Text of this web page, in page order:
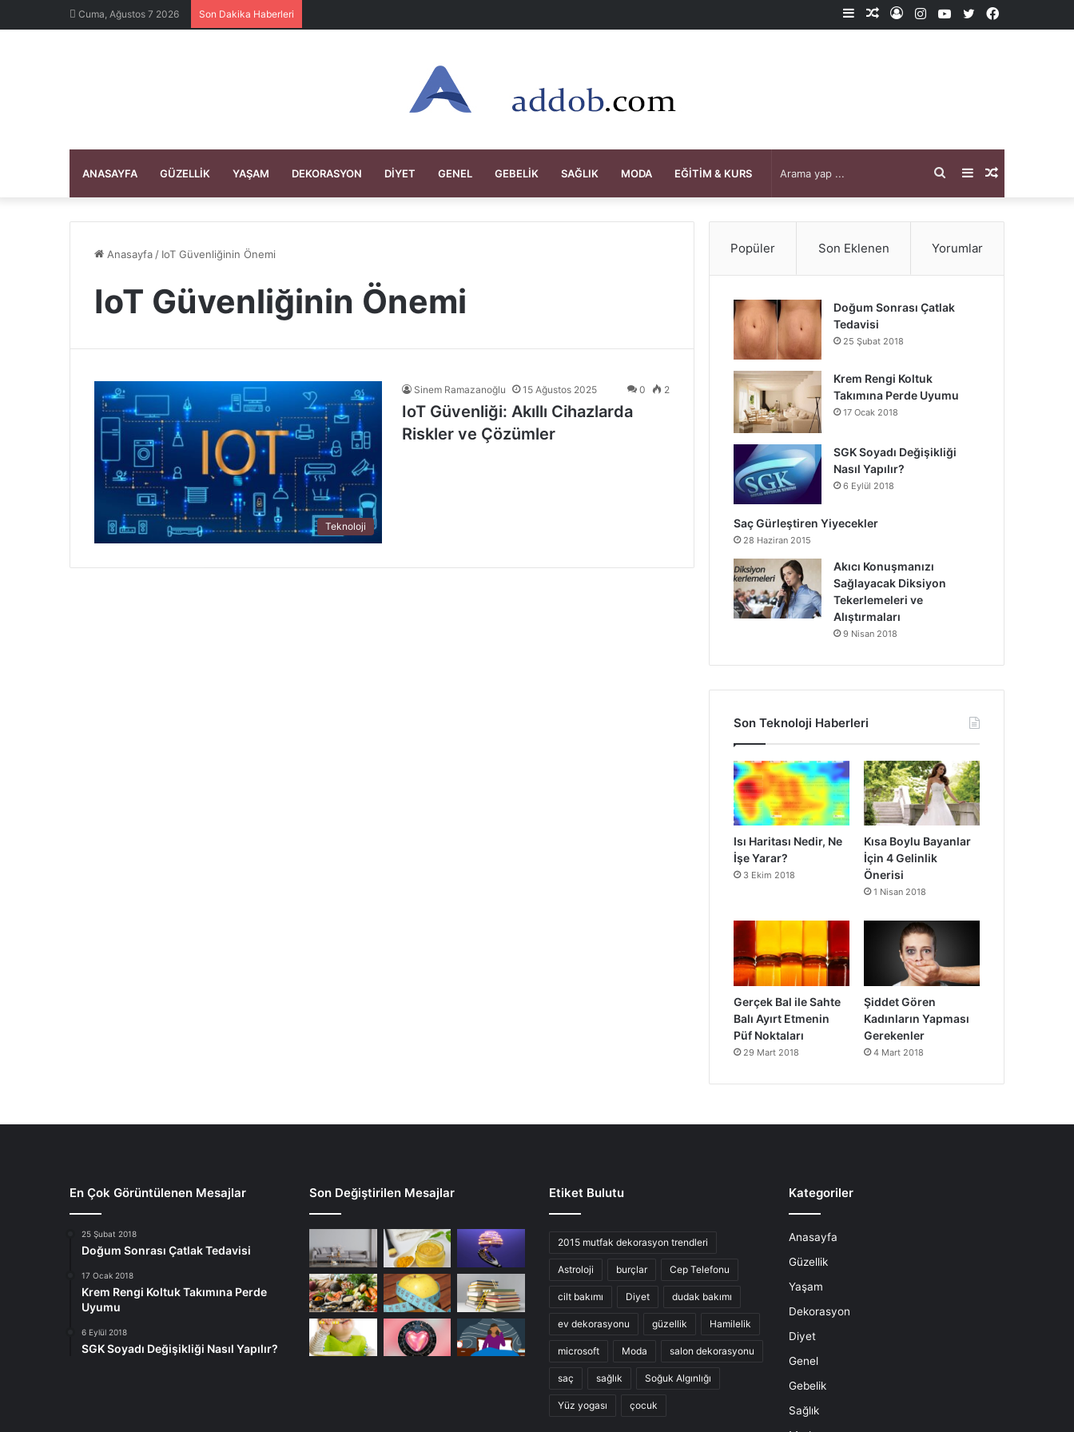
Cuma, Ağustos 7 2026 Son Dakika Haberleri Facebook
X
YouTube
Instagram
Kayıt
Rastgele
Kenar
ANASAYFA GÜZELLIK YAŞAM DEKORASYON DIYET GENEL GEBELIK SAĞLIK MODA EĞITIM & KURS Rastgele
Makale
Kenar
Bölmesi
Arama
yap
Anasayfa / IoT Güvenliğinin Önemi
IoT Güvenliğinin Önemi
Teknoloji
Sinem Ramazanoğlu 15 Ağustos 2025 0 2
IoT Güvenliği: Akıllı Cihazlarda
Riskler ve Çözümler
Popüler Son Eklenen Yorumlar
Doğum Sonrası Çatlak
Tedavisi
25 Şubat 2018
Krem Rengi Koltuk
Takımına Perde Uyumu
17 Ocak 2018
SGK Soyadı Değişikliği
Nasıl Yapılır?
6 Eylül 2018
Saç Gürleştiren Yiyecekler
28 Haziran 2015
Akıcı Konuşmanızı
Sağlayacak Diksiyon
Tekerlemeleri ve
Alıştırmaları
9 Nisan 2018
Son Teknoloji Haberleri
Isı Haritası Nedir, Ne
İşe Yarar?
3 Ekim 2018
Kısa Boylu Bayanlar
İçin 4 Gelinlik
Önerisi
1 Nisan 2018
Gerçek Bal ile Sahte
Balı Ayırt Etmenin
Püf Noktaları
29 Mart 2018
Şiddet Gören
Kadınların Yapması
Gerekenler
4 Mart 2018
En Çok Görüntülenen Mesajlar
25 Şubat 2018
Doğum Sonrası Çatlak Tedavisi
17 Ocak 2018
Krem Rengi Koltuk Takımına Perde
Uyumu
6 Eylül 2018
SGK Soyadı Değişikliği Nasıl Yapılır?
Son Değiştirilen Mesajlar Etiket Bulutu
2015 mutfak dekorasyon trendleri
Astroloji burçlar Cep Telefonu
cilt bakımı Diyet dudak bakımı
ev dekorasyonu güzellik Hamilelik
microsoft Moda salon dekorasyonu
saç sağlık Soğuk Algınlığı
Yüz yogası çocuk
Kategoriler
Anasayfa
Güzellik
Yaşam
Dekorasyon
Diyet
Genel
Gebelik
Sağlık